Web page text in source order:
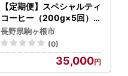
【定期便】スペシャルティ
コーヒー（200g×5回）
コーヒー豆 珈琲豆 5回お
届け 計1,000g
長野県駒ヶ根市
(0)
35,000